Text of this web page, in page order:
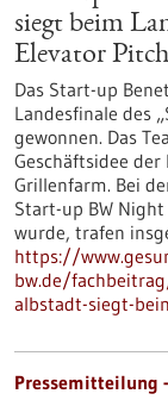
siegt beim
Elevator
Das Start-up
Landesfinale des
gewonnen. Das
Geschäftsidee
Grillenfarm. Bei
Start-up BW
wurde, trafen
https://
bw.de/
albstadt-siegt-
Pressemitteilung